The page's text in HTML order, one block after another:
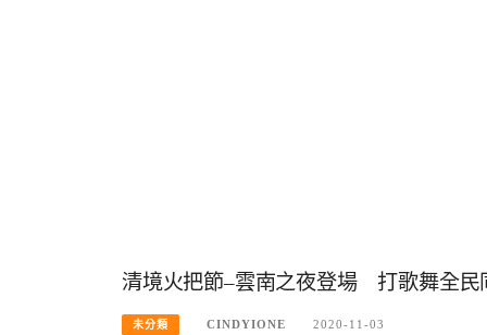
清境火把節–雲南之夜登場 打歌舞全民
未分類 CINDYIONE 2020-11-03